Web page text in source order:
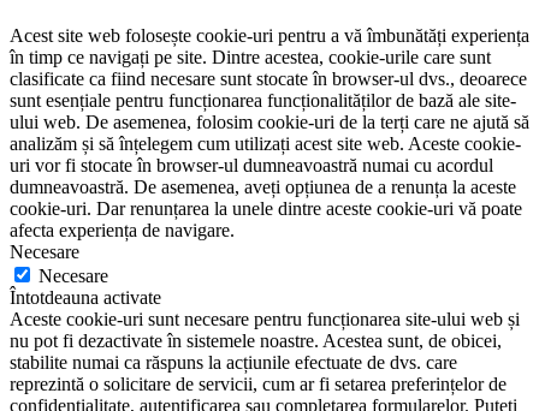
Acest site web folosește cookie-uri pentru a vă îmbunătăți experiența
în timp ce navigați pe site. Dintre acestea, cookie-urile care sunt
clasificate ca fiind necesare sunt stocate în browser-ul dvs., deoarece
sunt esențiale pentru funcționarea funcționalităților de bază ale site-
ului web. De asemenea, folosim cookie-uri de la terți care ne ajută să
analizăm și să înțelegem cum utilizați acest site web. Aceste cookie-
uri vor fi stocate în browser-ul dumneavoastră numai cu acordul
dumneavoastră. De asemenea, aveți opțiunea de a renunța la aceste
cookie-uri. Dar renunțarea la unele dintre aceste cookie-uri vă poate
afecta experiența de navigare.
Necesare
Necesare
Întotdeauna activate
Aceste cookie-uri sunt necesare pentru funcționarea site-ului web și
nu pot fi dezactivate în sistemele noastre. Acestea sunt, de obicei,
stabilite numai ca răspuns la acțiunile efectuate de dvs. care
reprezintă o solicitare de servicii, cum ar fi setarea preferințelor de
confidențialitate, autentificarea sau completarea formularelor. Puteți